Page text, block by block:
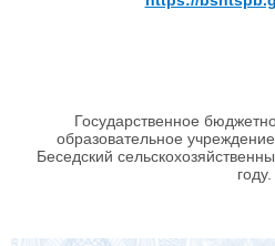
Государственное
образовательное
Беседский
году.